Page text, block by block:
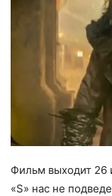
Фильм выходит 26
«S» нас не